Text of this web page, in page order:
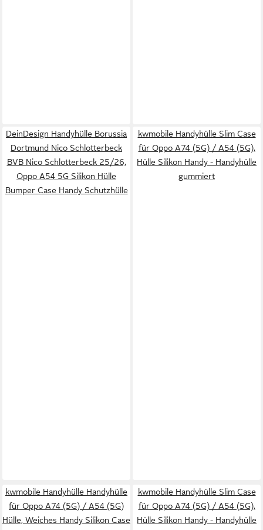
DeinDesign Handyhülle Borussia
Dortmund Nico Schlotterbeck
BVB Nico Schlotterbeck 25/26,
Oppo A54 5G Silikon Hülle
Bumper Case Handy Schutzhülle
kwmobile Handyhülle Slim Case
für Oppo A74 (5G) / A54 (5G),
Hülle Silikon Handy - Handyhülle
gummiert
kwmobile Handyhülle Handyhülle
für Oppo A74 (5G) / A54 (5G)
Hülle, Weiches Handy Silikon Case
kwmobile Handyhülle Slim Case
für Oppo A74 (5G) / A54 (5G),
Hülle Silikon Handy - Handyhülle